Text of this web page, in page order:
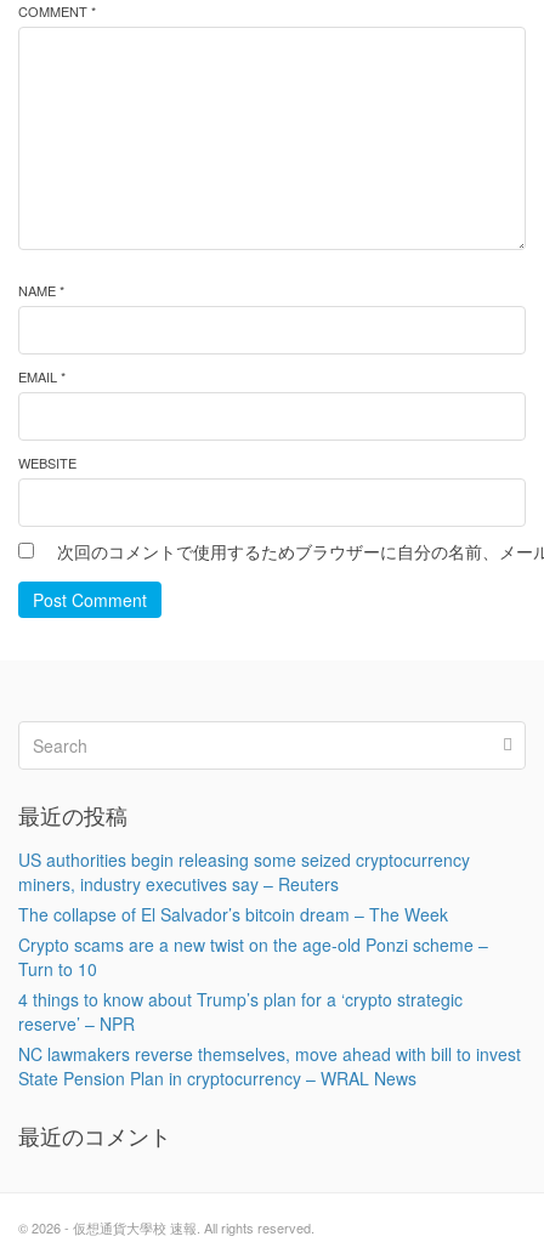
COMMENT *
NAME *
EMAIL *
WEBSITE
次回のコメントで使用するためブラウザーに自分の名前、メー
Post Comment
最近の投稿
US authorities begin releasing some seized cryptocurrency
miners, industry executives say – Reuters
The collapse of El Salvador’s bitcoin dream – The Week
Crypto scams are a new twist on the age-old Ponzi scheme –
Turn to 10
4 things to know about Trump’s plan for a ‘crypto strategic
reserve’ – NPR
NC lawmakers reverse themselves, move ahead with bill to invest
State Pension Plan in cryptocurrency – WRAL News
最近のコメント
© 2026 - 仮想通貨大學校 速報. All rights reserved.